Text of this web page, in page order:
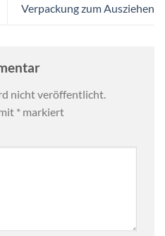
Verpackung zum Ausziehen
nicht veröffentlicht.
* markiert